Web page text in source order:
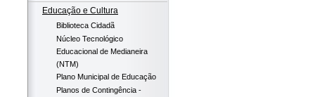
Educação e Cultura
Biblioteca Cidadã
Núcleo Tecnológico
Educacional de Medianeira
(NTM)
Plano Municipal de Educação
Planos de Contingência -